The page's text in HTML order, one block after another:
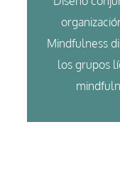
Mindfulness
los grupos